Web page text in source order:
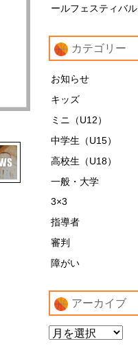
ールフェスティバル
カテゴリー
お知らせ
キッズ
ミニ（U12）
中学生（U15）
高校生（U18）
一般・大学
3×3
指導者
審判
障がい
アーカイブ